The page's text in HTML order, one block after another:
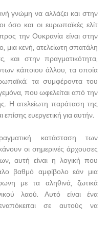
γνώμη να αλλάζει και στην
και οι ευρωπαϊκές ελίτ
την Ουκρανία είναι στην
μια κενή, ατελείωτη σπατάλη
και στην πραγματικότητα,
κάποιου άλλου, τα οποία
τα συμφέροντα του
που ωφελείται από την
Η ατελείωτη παράταση της
ευεργετική για αυτήν.
κατάσταση των
οι σημερινές άρχουσες
αυτή είναι η λογική που
βαθμό αμφίβολο εάν μια
με τα αληθινά, ζωτικά
λαού. Αυτό είναι ένα
σε αυτούς να